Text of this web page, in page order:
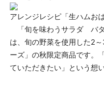
アレンジレシピ「生ハムお
「旬を味わうサラダ バタ
は、旬の野菜を使用した2
ーズ」の秋限定商品です。
ていただきたい」という想